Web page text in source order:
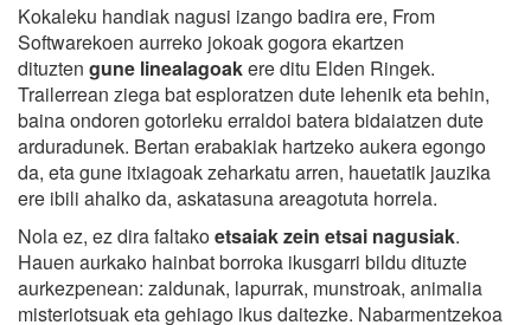
Kokaleku handiak nagusi izango badira ere, From
Softwarekoen aurreko jokoak gogora ekartzen
dituzten gune linealagoakere ditu Elden Ringek.
Trailerrean ziega bat esploratzen dute lehenik eta behin,
baina ondoren gotorleku erraldoi batera bidaiatzen dute
arduradunek. Bertan erabakiak hartzeko aukera egongo
da, eta gune itxiagoak zeharkatu arren, hauetatik jauzika
ere ibili ahalko da, askatasuna areagotuta horrela.
Nola ez, ez dira faltakoetsaiak zein etsai nagusiak.
Hauen aurkako hainbat borroka ikusgarri bildu dituzte
aurkezpenean: zaldunak, lapurrak, munstroak, animalia
misteriotsuak eta gehiago ikus daitezke. Nabarmentzekoa